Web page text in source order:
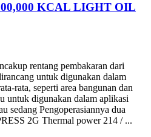
KCAL LIGHT OIL
rentang pembakaran dari
untuk digunakan dalam
rata, seperti area bangunan dan
untuk digunakan dalam aplikasi
sedang Pengoperasiannya dua
2G Thermal power 214 / ...